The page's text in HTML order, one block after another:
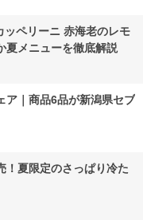
ッペリーニ 赤海老のレモ
夏メニューを徹底解説
ア｜商品6品が新潟県セブ
！夏限定のさっぱり冷た